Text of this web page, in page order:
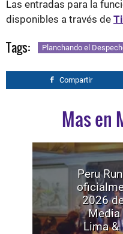
Las entradas para la
disponibles a través de
Tags: Planchando el
Compartir
Mas en
Peru
2026
Media
Lima &